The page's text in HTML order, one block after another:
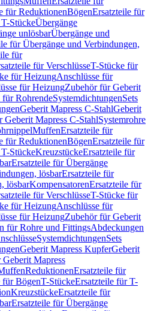
für ReduktionenBögenErsatzteile für
StückeÜbergänge
unlösbarÜbergänge und
für Übergänge und Verbindungen,
für
für VerschlüsseT-Stücke für
für HeizungAnschlüsse für
für HeizungZubehör für Geberit
für RohrendeSystemdichtungenSets
Geberit Mapress C-StahlGeberit
Geberit Mapress C-StahlSystemrohre
MuffenErsatzteile für
für ReduktionenBögenErsatzteile für
StückeKreuzstückeErsatzteile für
Ersatzteile für Übergänge
lösbarErsatzteile für
lösbarKompensatorenErsatzteile für
für VerschlüsseT-Stücke für
für HeizungAnschlüsse für
für HeizungZubehör für Geberit
für Rohre und FittingsAbdeckungen
SystemdichtungenSets
Geberit Mapress KupferGeberit
Mapress
ReduktionenErsatzteile für
für BögenT-StückeErsatzteile für T-
KreuzstückeErsatzteile für
Ersatzteile für Übergänge